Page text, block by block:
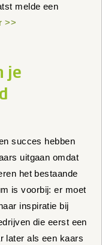
melde een
>>
je
succes hebben
uitgaan omdat
het bestaande
is voorbij: er moet
inspiratie bij
die eerst een
later als een kaars